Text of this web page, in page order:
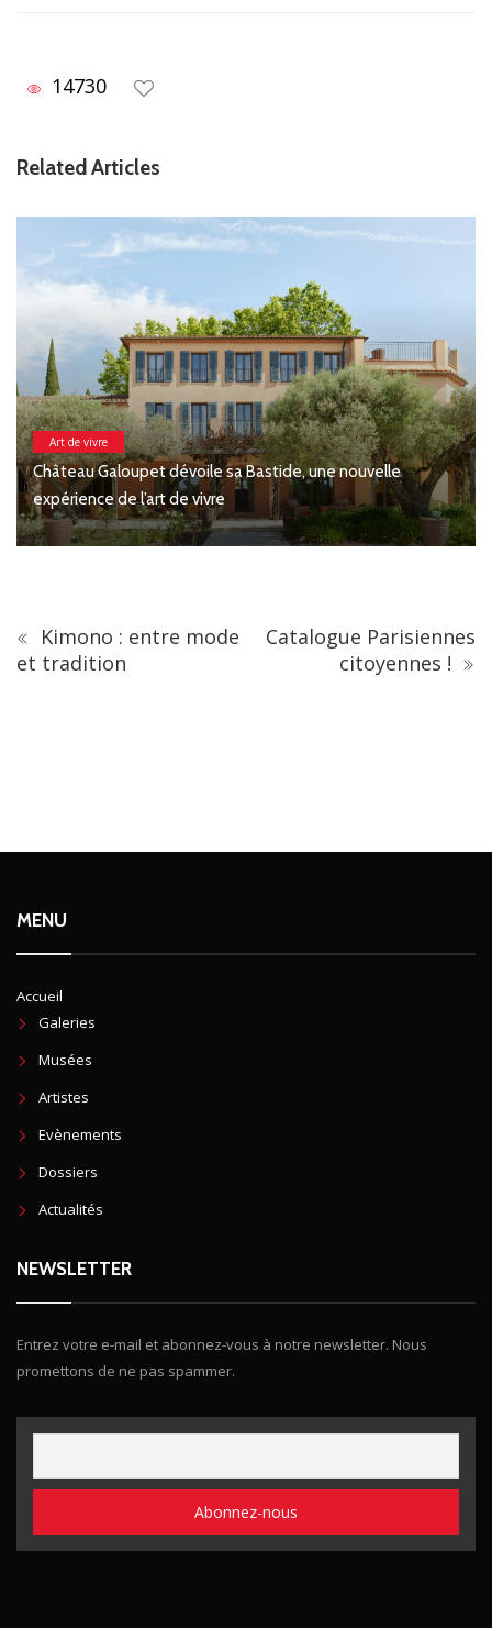
14730
Related Articles
Arts & Mode
Christian Lacroix dévoile son jardin secret au musée
Kimono : entre mode
et tradition
Catalogue Parisiennes
citoyennes !
MENU
Accueil
Galeries
Musées
Artistes
Evènements
Dossiers
Actualités
NEWSLETTER
Entrez votre e-mail et abonnez-vous à notre newsletter. Nous
promettons de ne pas spammer.